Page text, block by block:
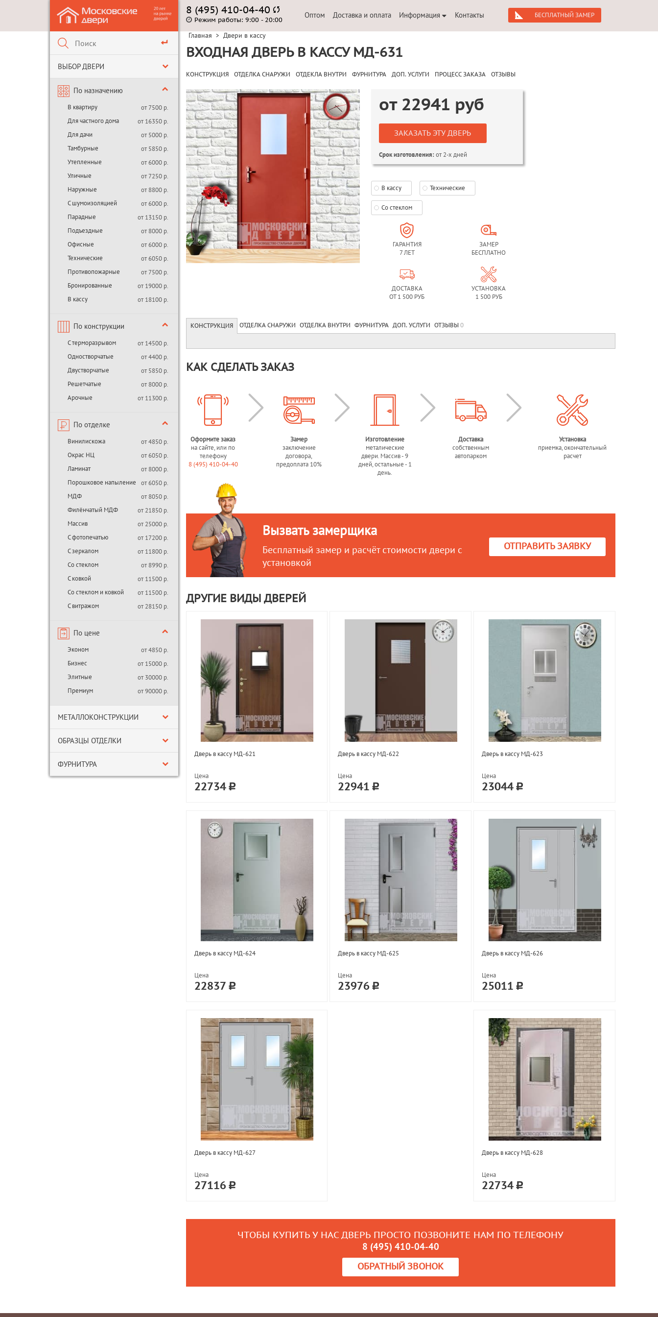
ВЫБОР ДВЕРИ
По назначению
В квартиру
от 7500 р.
Для частного дома
от 16350 р.
Для дачи
от 5000 р.
Тамбурные
от 5850 р.
Утепленные
от 6000 р.
Уличные
от 7250 р.
Наружные
от 8800 р.
С шумоизоляцией
от 6000 р.
Парадные
от 13150 р.
Подъездные
от 8000 р.
Офисные
от 6000 р.
Технические
от 6050 р.
Противопожарные
от 7500 р.
Бронированные
от 19000 р.
В кассу
от 18100 р.
По конструкции
С терморазрывом
от 14500 р.
Одностворчатые
от 4400 р.
Двустворчатые
от 5850 р.
Решетчатые
от 8000 р.
Арочные
от 11300 р.
По отделке
Винилискожа
от 4850 р.
Окрас НЦ
от 6050 р.
Ламинат
от 8000 р.
Порошковое напыление
от 6050 р.
МДФ
от 8050 р.
Филёнчатый МДФ
от 21850 р.
Массив
от 25000 р.
С фотопечатью
от 17200 р.
С зеркалом
от 11800 р.
Со стеклом
от 8990 р.
С ковкой
от 11500 р.
Со стеклом и ковкой
от 11500 р.
С витражом
от 28150 р.
По цене
Эконом
от 4850 р.
Бизнес
от 15000 р.
Элитные
от 30000 р.
Премиум
от 90000 р.
МЕТАЛЛОКОНСТРУКЦИИ
ОБРАЗЦЫ ОТДЕЛКИ
ФУРНИТУРА
8 (495) 410-04-40
Режим работы: 9:00 - 20:00
Оптом Доставка и оплата Информация Контакты БЕСПЛАТНЫЙ ЗАМЕР
Главная > Двери в кассу
ВХОДНАЯ ДВЕРЬ В КАССУ МД-631
КОНСТРУКЦИЯ ОТДЕЛКА СНАРУЖИ ОТДЕКЛА ВНУТРИ ФУРНИТУРА ДОП. УСЛУГИ ПРОЦЕСС ЗАКАЗА ОТЗЫВЫ
от 22941 руб
ЗАКАЗАТЬ ЭТУ ДВЕРЬ
Срок изготовления:от 2-х дней
В кассу Технические
Со стеклом
ГАРАНТИЯ
7 ЛЕТ
ЗАМЕР
БЕСПЛАТНО
ДОСТАВКА
ОТ 1 500 РУБ
УСТАНОВКА
1 500 РУБ
КОНСТРУКЦИЯ ОТДЕЛКА СНАРУЖИ ОТДЕЛКА ВНУТРИ ФУРНИТУРА ДОП. УСЛУГИ ОТЗЫВЫ 0
КАК СДЕЛАТЬ ЗАКАЗ
Оформите заказ
на сайте, или по
телефону
8 (495) 410-04-40
Замер
заключение
договора,
предоплата 10%
Изготовление
металические
двери. Массив - 9
дней, остальные - 1
день.
Доставка
собственным
автопарком
Установка
приемка, окончательный
расчет
Вызвать замерщика
Бесплатный замер и расчёт стоимости двери с
установкой
ОТПРАВИТЬ ЗАЯВКУ
ДРУГИЕ ВИДЫ ДВЕРЕЙ
Дверь в кассу МД-621
Цена
22734
Дверь в кассу МД-622
Цена
22941
Дверь в кассу МД-623
Цена
23044
Дверь в кассу МД-624
Цена
22837
Дверь в кассу МД-625
Цена
23976
Дверь в кассу МД-626
Цена
25011
Дверь в кассу МД-627
Цена
27116
Дверь в кассу МД-628
Цена
22734
ЧТОБЫ КУПИТЬ У НАС ДВЕРЬ ПРОСТО ПОЗВОНИТЕ НАМ ПО ТЕЛЕФОНУ
8 (495) 410-04-40
ОБРАТНЫЙ ЗВОНОК